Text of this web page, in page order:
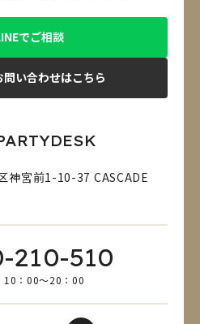
でご相談
問い合わせはこちら
神宮前1-10-37 CASCADE
210-510
10：00～20：00